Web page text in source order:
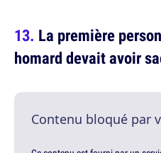
La première
homard devait avoir
Contenu bloqué par